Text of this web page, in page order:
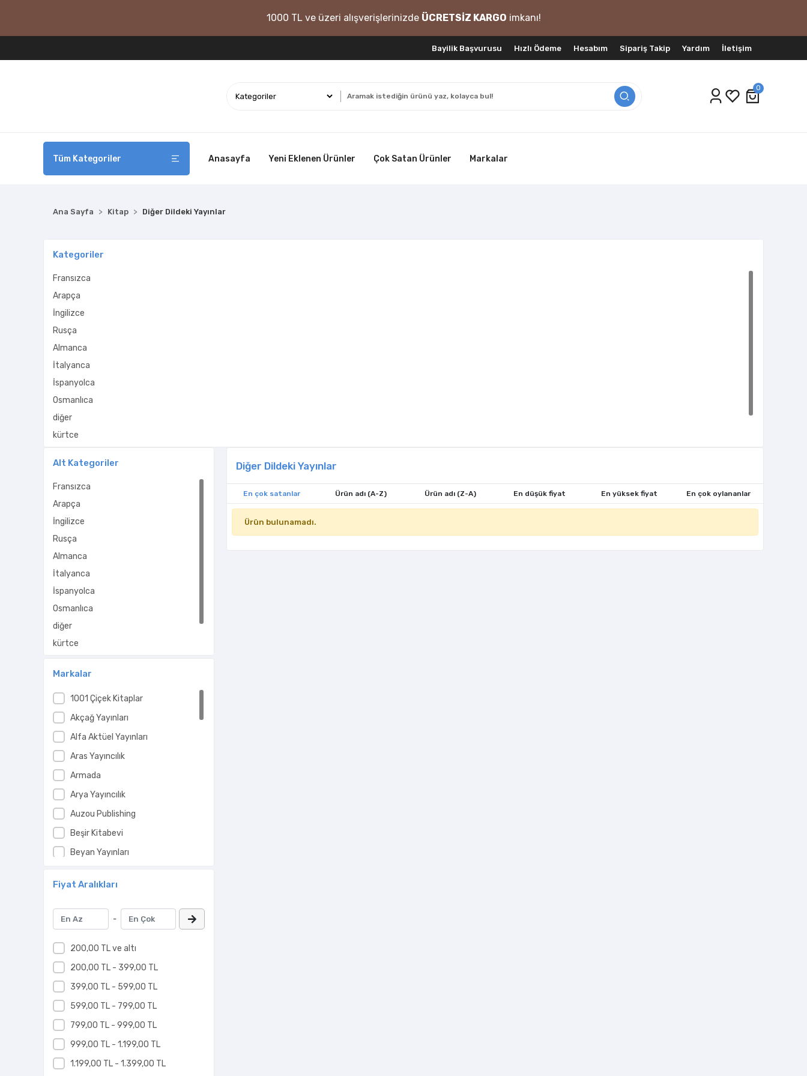
1000 TL ve üzeri alışverişlerinizde ÜCRETSİZ KARGO imkanı!
Bayilik Başvurusu Hızlı Ödeme Hesabım Sipariş Takip Yardım İletişim
0
Tüm Kategoriler Anasayfa Yeni Eklenen Ürünler Çok Satan Ürünler Markalar
Ana Sayfa Kitap Diğer Dildeki Yayınlar
Kategoriler
Fransızca
Arapça
İngilizce
Rusça
Almanca
İtalyanca
İspanyolca
Osmanlıca
diğer
kürtçe
Alt Kategoriler
Fransızca
Arapça
İngilizce
Rusça
Almanca
İtalyanca
İspanyolca
Osmanlıca
diğer
kürtçe
Markalar
1001 Çiçek Kitaplar
Akçağ Yayınları
Alfa Aktüel Yayınları
Aras Yayıncılık
Armada
Arya Yayıncılık
Auzou Publishing
Beşir Kitabevi
Beyan Yayınları
Black Cat
Bora Yayıncılık
Demos Yayınları
Dorlion Yayınları
Gaga Yayınları
Genç Destek
Hayat Yayınları
İnsan Kitap
İnsan Yayınları
Karma Kitaplar
Fiyat Aralıkları
-
200,00 TL ve altı
200,00 TL - 399,00 TL
399,00 TL - 599,00 TL
599,00 TL - 799,00 TL
799,00 TL - 999,00 TL
999,00 TL - 1.199,00 TL
1.199,00 TL - 1.399,00 TL
Diğer Dildeki Yayınlar
En çok satanlar Ürün adı (A-Z) Ürün adı (Z-A) En düşük fiyat En yüksek fiyat En çok oylananlar
Ürün bulunamadı.